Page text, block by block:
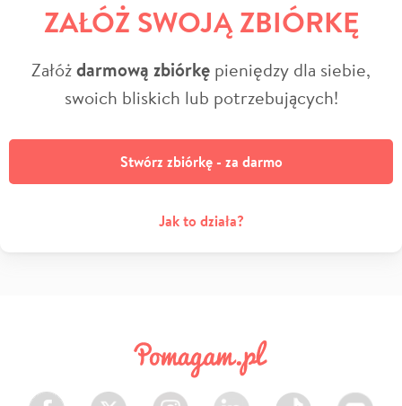
ZAŁÓŻ SWOJĄ ZBIÓRKĘ
Załóżdarmową zbiórkę pieniędzy dla siebie,
swoich bliskich lub potrzebujących!
Stwórz zbiórkę - za darmo
Jak to działa?
Facebook Twitter Instagram LinkedIn TikTok Youtube